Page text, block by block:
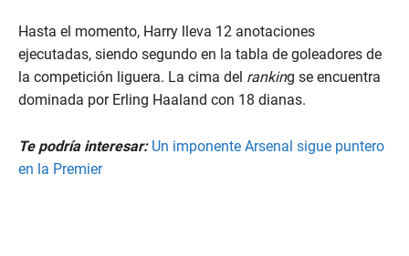
Hasta el momento, Harry lleva 12 anotaciones
ejecutadas, siendo segundo en la tabla de goleadores de
la competición liguera. La cima del ranking se encuentra
dominada por Erling Haaland con 18 dianas.
Te podría interesar: Un imponente Arsenal sigue puntero
en la Premier